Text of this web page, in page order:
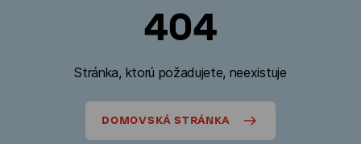
404
Stránka, ktorú požadujete, neexistuje
DOMOVSKÁ STRÁNKA